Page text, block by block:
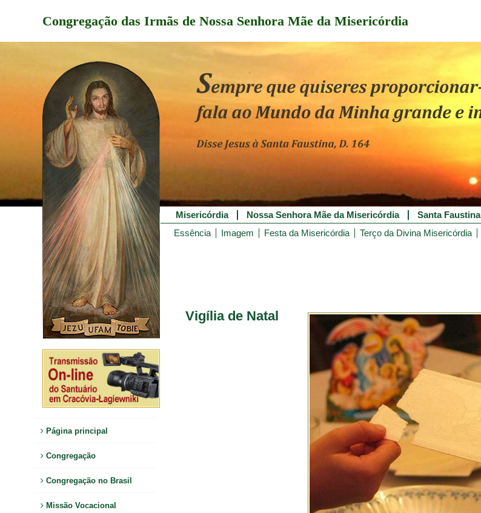
Congregação das Irmãs de Nossa Senhora Mãe da Misericórdia
Página principal
Congregação
Congregação no Brasil
Missão Vocacional
Misericórdia Nossa Senhora Mãe da Misericórdia Santa Faustina
Essência
Imagem Festa da Misericórdia Terço da Divina Misericórdia
Vigília de Natal